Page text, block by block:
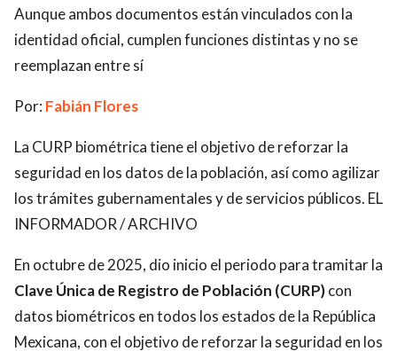
Aunque ambos documentos están vinculados con la
identidad oficial, cumplen funciones distintas y no se
reemplazan entre sí
Por: Fabián Flores
La CURP biométrica tiene el objetivo de reforzar la
seguridad en los datos de la población, así como agilizar
los trámites gubernamentales y de servicios públicos. EL
INFORMADOR / ARCHIVO
En octubre de 2025, dio inicio el periodo para tramitar la
Clave Única de Registro de Población (CURP)con
datos biométricos en todos los estados de la República
Mexicana, con el objetivo de reforzar la seguridad en los